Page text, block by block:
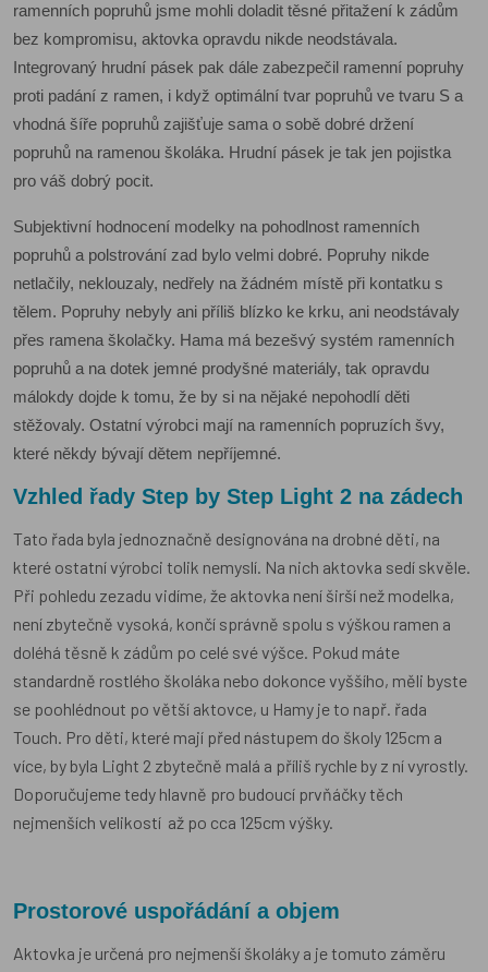
ramenních popruhů jsme mohli doladit těsné přitažení k zádům
bez kompromisu, aktovka opravdu nikde neodstávala.
Integrovaný hrudní pásek pak dále zabezpečil ramenní popruhy
proti padání z ramen, i když optimální tvar popruhů ve tvaru S a
vhodná šíře popruhů zajišťuje sama o sobě dobré držení
popruhů na ramenou školáka. Hrudní pásek je tak jen pojistka
pro váš dobrý pocit.
Subjektivní hodnocení modelky na pohodlnost ramenních
popruhů a polstrování zad bylo velmi dobré. Popruhy nikde
netlačily, neklouzaly, nedřely na žádném místě při kontatku s
tělem. Popruhy nebyly ani příliš blízko ke krku, ani neodstávaly
přes ramena školačky. Hama má bezešvý systém ramenních
popruhů a na dotek jemné prodyšné materiály, tak opravdu
málokdy dojde k tomu, že by si na nějaké nepohodlí děti
stěžovaly. Ostatní výrobci mají na ramenních popruzích švy,
které někdy bývají dětem nepříjemné.
Vzhled řady Step by Step Light 2 na zádech
Tato řada byla jednoznačně designována na drobné děti, na
které ostatní výrobci tolik nemyslí. Na nich aktovka sedí skvěle.
Při pohledu zezadu vidíme, že aktovka není širší než modelka,
není zbytečně vysoká, končí správně spolu s výškou ramen a
doléhá těsně k zádům po celé své výšce. Pokud máte
standardně rostlého školáka nebo dokonce vyššího, měli byste
se poohlédnout po větší aktovce, u Hamy je to např. řada
Touch. Pro děti, které mají před nástupem do školy 125cm a
více, by byla Light 2 zbytečně malá a příliš rychle by z ní vyrostly.
Doporučujeme tedy hlavně pro budoucí prvňáčky těch
nejmenších velikostí až po cca 125cm výšky.
Prostorové uspořádání a objem
Aktovka je určená pro nejmenší školáky a je tomuto záměru